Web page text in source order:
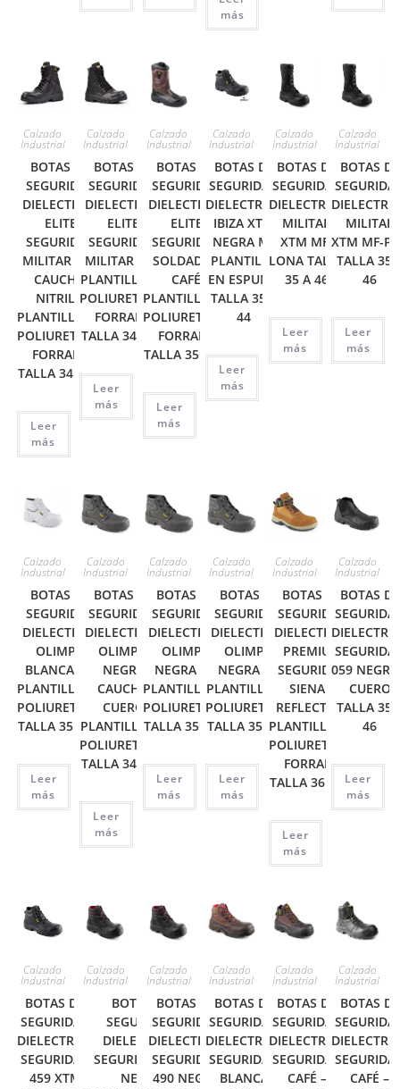
más
Calzado
Industrial
BOTAS DE
SEGURIDAD
DIELECTRICA
ELITE
SEGURIDAD
MILITAR 8 IN
CAUCHO
NITRILO
PLANTILLA EN
POLIURETANO
FORRADA
TALLA 34 A 47
Leer
más
Calzado
Industrial
BOTAS DE
SEGURIDAD
DIELECTRICA
ELITE
SEGURIDAD
MILITAR 8 IN
PLANTILLA EN
POLIURETANO
FORRADA
TALLA 34 A 47
Leer
más
Calzado
Industrial
BOTAS DE
SEGURIDAD
DIELECTRICA
ELITE
SEGURIDAD
SOLDADOR
CAFÉ
PLANTILLA EN
POLIURETANO
FORRADA
TALLA 35 A 46
Leer
más
Calzado
Industrial
BOTAS DE
SEGURIDAD
DIELECTRICA
IBIZA XTM
NEGRA MF
PLANTILLA
EN ESPUMA
TALLA 35 A
44
Leer
más
Calzado
Industrial
BOTAS DE
SEGURIDAD
DIELECTRICA
MILITAR
XTM MF-
LONA TALLA
35 A 46
Leer
más
Calzado
Industrial
BOTAS DE
MILITAR
XTM MF-
TALLA 35
46
Leer
más
Calzado
Industrial
BOTAS DE
SEGURIDAD
DIELECTRICA
OLIMPO
BLANCA MF
PLANTILLA EN
POLIURETANO
TALLA 35 A 46
Leer
más
Calzado
Industrial
BOTAS DE
SEGURIDAD
DIELECTRICA
OLIMPO
NEGRA
CAUCHO
CUERO
PLANTILLA EN
POLIURETANO
TALLA 34 A 47
Leer
más
Calzado
Industrial
BOTAS DE
SEGURIDAD
DIELECTRICA
OLIMPO
NEGRA MF
PLANTILLA EN
POLIURETANO
TALLA 35 A 46
Leer
más
Calzado
Industrial
BOTAS DE
SEGURIDAD
DIELECTRICA
OLIMPO
NEGRA MF
PLANTILLA EN
POLIURETANO
TALLA 35 A 46
Leer
más
Calzado
Industrial
BOTAS DE
SEGURIDAD
DIELECTRICA
PREMIUM
SEGURIDAD
SIENA –
REFLECTIVO
PLANTILLA EN
POLIURETANO
FORRADA
TALLA 36 A 44
Leer
más
Calzado
Industrial
BOTAS DE
059
CUERO
TALLA 35
46
Leer
más
Calzado
Industrial
BOTAS DE
SEGURIDAD
DIELECTRICA
SEGURIDAD
459 XTM
Calzado
Industrial
BOTAS DE
SEGURIDAD
DIELECTRICA
SEGURIDAD 490
NEGRA
Calzado
Industrial
BOTAS DE
SEGURIDAD
DIELECTRICA
SEGURIDAD
490 NEGRA
Calzado
Industrial
BOTAS DE
SEGURIDAD
DIELECTRICA
SEGURIDAD
BLANCA
Calzado
Industrial
BOTAS DE
SEGURIDAD
DIELECTRICA
SEGURIDAD
CAFÉ –
Calzado
Industrial
BOTAS DE
CAFÉ –